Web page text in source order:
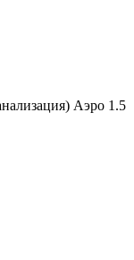
Аэро 1.5